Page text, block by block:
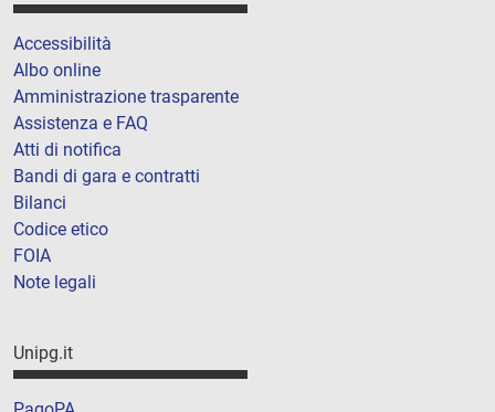
Accessibilità
Albo online
Amministrazione trasparente
Assistenza e FAQ
Atti di notifica
Bandi di gara e contratti
Bilanci
Codice etico
FOIA
Note legali
Unipg.it